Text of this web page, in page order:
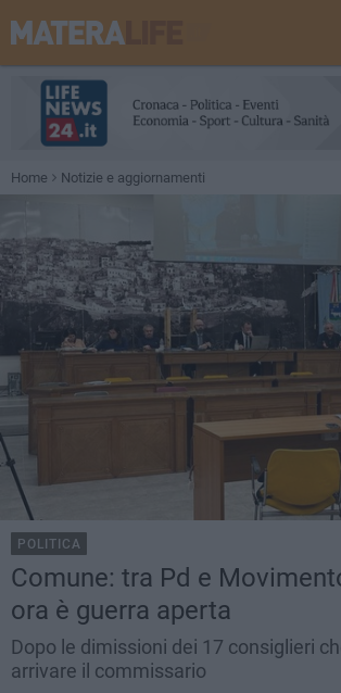
Home Notizie e aggiornamenti
POLITICA
Comune: tra Pd e
ora è guerra aperta
Dopo le dimissioni dei 17 consiglieri
arrivare il commissario